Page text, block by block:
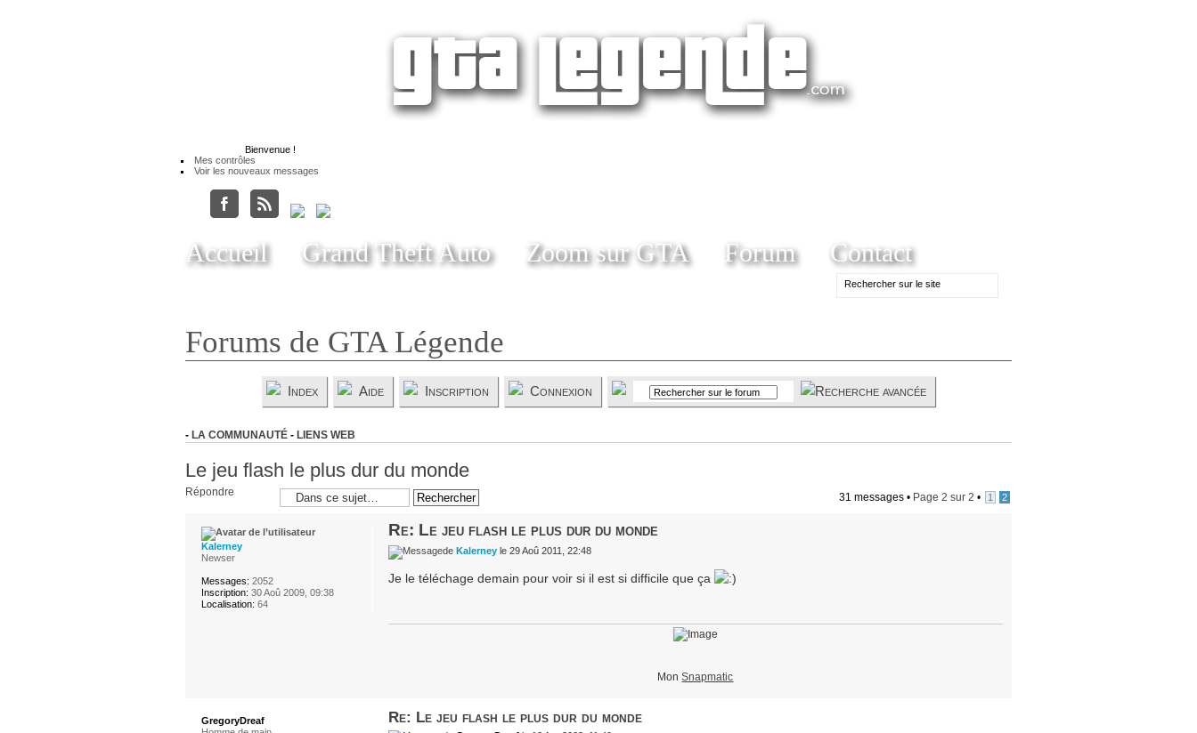
Bienvenue !
Mes contrôles
Voir les nouveaux messages
Accueil Grand Theft Auto Zoom sur GTA Forum Contact
Forums de GTA Légende
Index Aide Inscription Connexion
- LA COMMUNAUTÉ - LIENS WEB
Le jeu flash le plus dur du monde
Répondre 31 messages • Page 2 sur 2 • 1 2
Re: Le jeu flash le plus dur du monde
de Kalerneyle 29 Aoû 2011, 22:48
Je le téléchage demain pour voir si il est si difficile que ça
MonSnapmatic
Kalerney
Newser
Messages: 2052
Inscription: 30 Aoû 2009, 09:38
Localisation: 64
Re: Le jeu flash le plus dur du monde
GregoryDreaf